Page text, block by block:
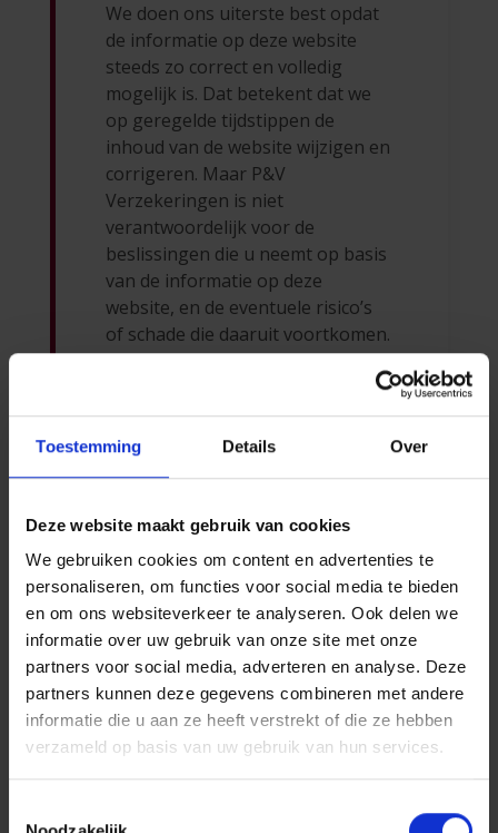
Toestemming Details Over
Deze website maakt gebruik van cookies
We gebruiken cookies om content en advertenties te
personaliseren, om functies voor social media te bieden
en om ons websiteverkeer te analyseren. Ook delen we
informatie over uw gebruik van onze site met onze
partners voor social media, adverteren en analyse. Deze
partners kunnen deze gegevens combineren met andere
informatie die u aan ze heeft verstrekt of die ze hebben
verzameld op basis van uw gebruik van hun services.
We doen ons uiterste best opdat
de informatie op deze website
steeds zo correct en volledig
mogelijk is. Dat betekent dat we
op geregelde tijdstippen de
inhoud van de website wijzigen en
corrigeren. Maar P&V
Verzekeringen is niet
verantwoordelijk voor de
beslissingen die u neemt op basis
van de informatie op deze
website, en de eventuele risico’s
of schade die daaruit voortkomen.
Intellectuele
Auteursrechten
Alle teksten, documenten, foto’s,
video’s en zoekmodules op deze
website zijn eigendom van P&V
Verzekeringen. Ze zijn
onderworpen aan de wetten die
het auteursrecht beschermen.
Een kopie van de inhoud van deze
website kunt u uitsluitend voor